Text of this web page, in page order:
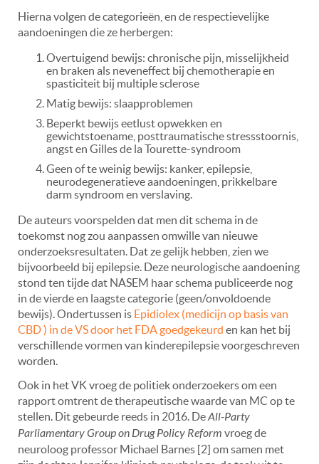
Hierna volgen de categorieën, en de respectievelijke
aandoeningen die ze herbergen:
Overtuigend bewijs: chronische pijn, misselijkheid
en braken als neveneffect bij chemotherapie en
spasticiteit bij multiple sclerose
Matig bewijs: slaapproblemen
Beperkt bewijs eetlust opwekken en
gewichtstoename, posttraumatische stressstoornis,
angst en Gilles de la Tourette-syndroom
Geen of te weinig bewijs: kanker, epilepsie,
neurodegeneratieve aandoeningen, prikkelbare
darm syndroom en verslaving.
De auteurs voorspelden dat men dit schema in de
toekomst nog zou aanpassen omwille van nieuwe
onderzoeksresultaten. Dat ze gelijk hebben, zien we
bijvoorbeeld bij epilepsie. Deze neurologische aandoening
stond ten tijde dat NASEM haar schema publiceerde nog
in de vierde en laagste categorie (geen/onvoldoende
bewijs). Ondertussen is Epidiolex (medicijn op basis van
CBD ) in de VS door het FDA goedgekeurd en kan het bij
verschillende vormen van kinderepilepsie voorgeschreven
worden.
Ook in het VK vroeg de politiek onderzoekers om een
rapport omtrent de therapeutische waarde van MC op te
stellen. Dit gebeurde reeds in 2016. DeAll-Party
Parliamentary Group on Drug Policy Reform vroeg de
neuroloog professor Michael Barnes [2] om samen met